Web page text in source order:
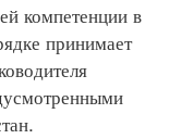
компетенции в
принимает